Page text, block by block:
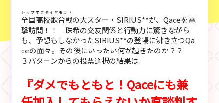
全国高校歌合戦
トップオブダイヤモンド
の大スター・SIRIUS**が、Qaceを電
撃訪問！！ 珠希の交友関係と行動力に驚きながら
も、予想もしなかったSIRIUS**の登場に沸き立つQa
ceの面々。その後にいったい何が起きたのか？？
３パターンからの投票選択の結果は
『ダメでもともと！Qaceにも兼